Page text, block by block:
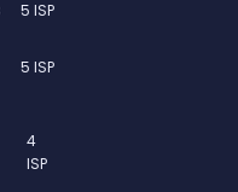
5 ISP
5 ISP
4
ISP